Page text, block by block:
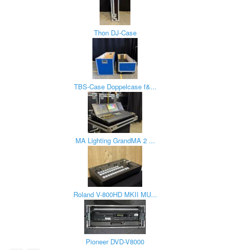
Thon DJ-Case
TBS-Case Doppelcase f&...
MA Lighting GrandMA 2 ...
Roland V-800HD MKII MU...
Pioneer DVD-V8000